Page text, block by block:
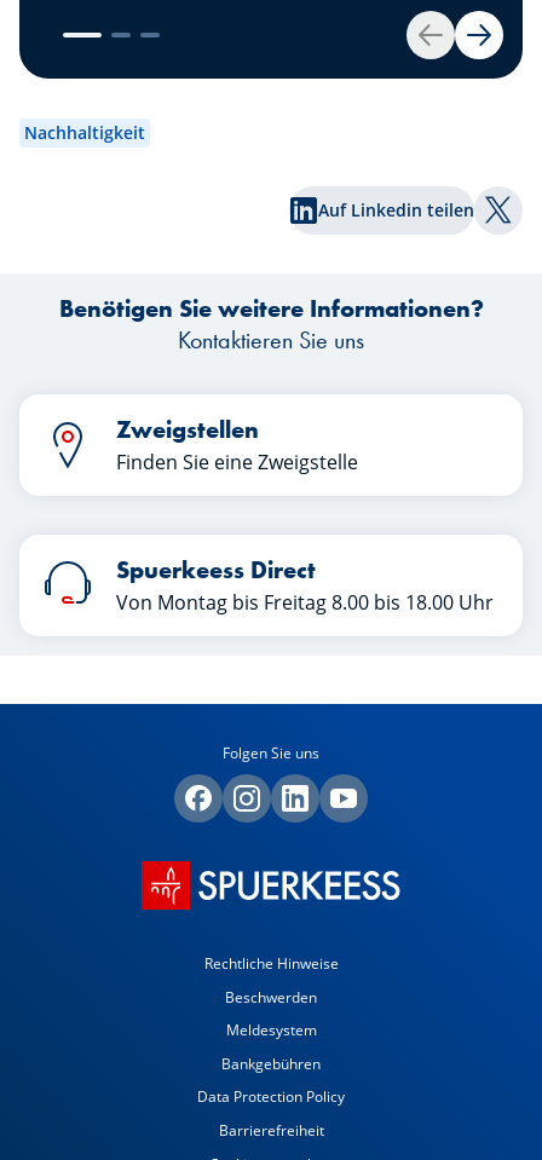
ZurückWeiter
auf die ersten sechs Monate des Jahres
2026 zurück. Zwischen dem rasanten
Aufstieg der Kkünstlichen Intelligenz,
veränderten geldpolitischen
geopolitischen Spannungen hielten die
Finanzmärkte erneut zahlreiche
Halbjahr ziehen? Erfahren Sie mehr in
diesem Artikel.
Nachhaltigkeit
Auf Linkedin teilen Auf
Benötigen Sie weitere Informationen?
Kontaktieren Sie uns
Zweigstellen
Finden Sie eine Zweigstelle
Spuerkeess Direct
Von Montag bis Freitag 8.00 bis 18.00 Uhr
Folgen Sie uns
Rechtliche Hinweise
Beschwerden
Meldesystem
Bankgebühren
Data Protection Policy
Barrierefreiheit